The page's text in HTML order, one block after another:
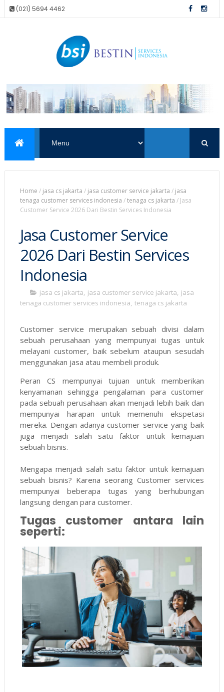
(021) 5694 4462
Home / jasa cs jakarta / jasa customer service jakarta / jasa
tenaga customer services indonesia /tenaga cs jakarta / Jasa
Customer Service 2026 Dari Bestin Services Indonesia
Jasa Customer Service
2026 Dari Bestin Services
Indonesia
jasa cs jakarta, jasa customer service jakarta, jasa
tenaga customer services indonesia, tenaga cs jakarta
Customer service merupakan sebuah divisi dalam
sebuah perusahaan yang mempunyai tugas untuk
melayani customer, baik sebelum ataupun sesudah
menggunakan jasa atau membeli produk.
Peran CS mempunyai tujuan untuk memberikan
kenyamanan sehingga pengalaman para customer
pada sebuah perusahaan akan menjadi lebih baik dan
mempunyai harapan untuk memenuhi ekspetasi
mereka. Dengan adanya customer service yang baik
juga menjadi salah satu faktor untuk kemajuan
sebuah bisnis.
Mengapa menjadi salah satu faktor untuk kemajuan
sebuah bisnis? Karena seorang Customer services
mempunyai beberapa tugas yang berhubungan
langsung dengan para customer.
Tugas customer antara lain
seperti: